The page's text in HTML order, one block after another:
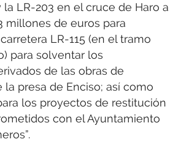
LR-203 en el cruce de Haro a
millones de euros para
LR-115 (en el tramo
para solventar los
de las obras de
presa de Enciso; así como
los proyectos de restitución
con el Ayuntamiento